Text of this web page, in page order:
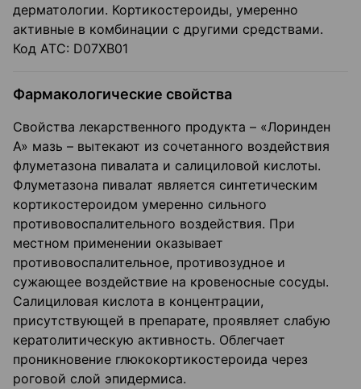
дерматологии. Кортикостероиды, умеренно
активные в комбинации с другими средствами.
Код АТС: D07XB01
Фармакологические свойства
Свойства лекарственного продукта – «Лоринден
А» мазь – вытекают из сочетанного воздействия
флуметазона пивалата и салициловой кислоты.
Флуметазона пивалат является синтетическим
кортикостероидом умеренно сильного
противовоспалительного воздействия. При
местном применении оказывает
противовоспалительное, противозудное и
сужающее воздействие на кровеносные сосуды.
Салициловая кислота в концентрации,
присутствующей в препарате, проявляет слабую
кератолитическую активность. Облегчает
проникновение глюкокортикостероида через
роговой слой эпидермиса.